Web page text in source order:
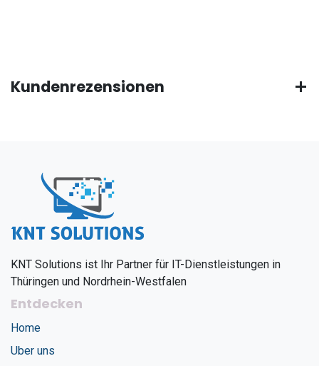
Kundenrezensionen
KNT Solutions ist Ihr Partner für IT-Dienstleistungen in
Thüringen und Nordrhein-Westfalen
Entdecken
Home
Uber uns